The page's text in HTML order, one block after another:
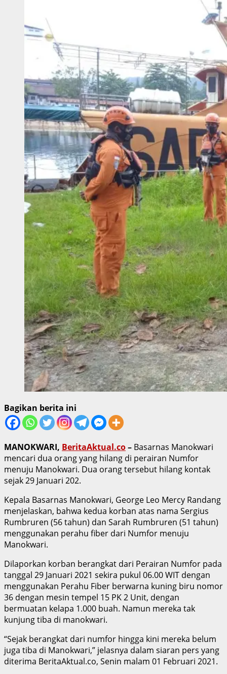
Bagikan berita ini
MANOKWARI, BeritaAktual.co– Basarnas Manokwari
mencari dua orang yang hilang di perairan Numfor
menuju Manokwari. Dua orang tersebut hilang kontak
sejak 29 Januari 202.
Kepala Basarnas Manokwari, George Leo Mercy Randang
menjelaskan, bahwa kedua korban atas nama Sergius
Rumbruren (56 tahun) dan Sarah Rumbruren (51 tahun)
menggunakan perahu fiber dari Numfor menuju
Manokwari.
Dilaporkan korban berangkat dari Perairan Numfor pada
tanggal 29 Januari 2021 sekira pukul 06.00 WIT dengan
menggunakan Perahu Fiber berwarna kuning biru nomor
36 dengan mesin tempel 15 PK 2 Unit, dengan
bermuatan kelapa 1.000 buah. Namun mereka tak
kunjung tiba di manokwari.
“Sejak berangkat dari numfor hingga kini mereka belum
juga tiba di Manokwari,” jelasnya dalam siaran pers yang
diterima BeritaAktual.co, Senin malam 01 Februari 2021.